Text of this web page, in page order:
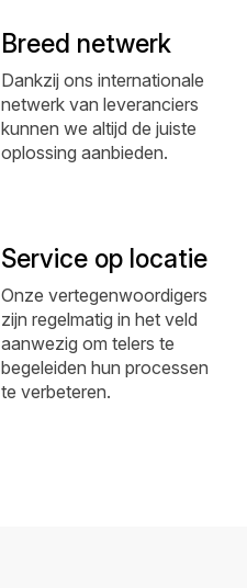
Breed netwerk
Dankzij ons internationale
netwerk van leveranciers
kunnen we altijd de juiste
oplossing aanbieden.
Service op locatie
Onze vertegenwoordigers
zijn regelmatig in het veld
aanwezig om telers te
begeleiden hun processen
te verbeteren.